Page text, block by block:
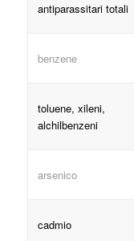
antiparassitari totali
benzene
toluene, xileni,
alchilbenzeni
arsenico
cadmio